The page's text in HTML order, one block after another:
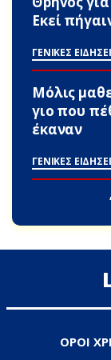
Εκεί
ΓΕΝΙΚΕΣ
Μόλις
γιo που
έκαναν
ΓΕΝΙΚΕΣ
ΟΡΟΙ